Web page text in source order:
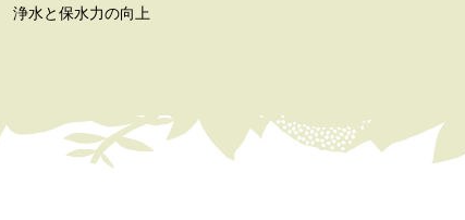
浄水と保水力の向上